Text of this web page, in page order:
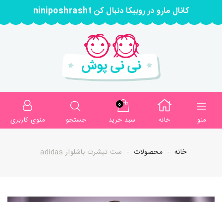
کانال مارو در روبیکا دنبال کن niniposhrasht
منو خانه
0
سبد خرید
جستجو منوی کاربری
خانه محصولات ست تیشرت باشلوار adidas